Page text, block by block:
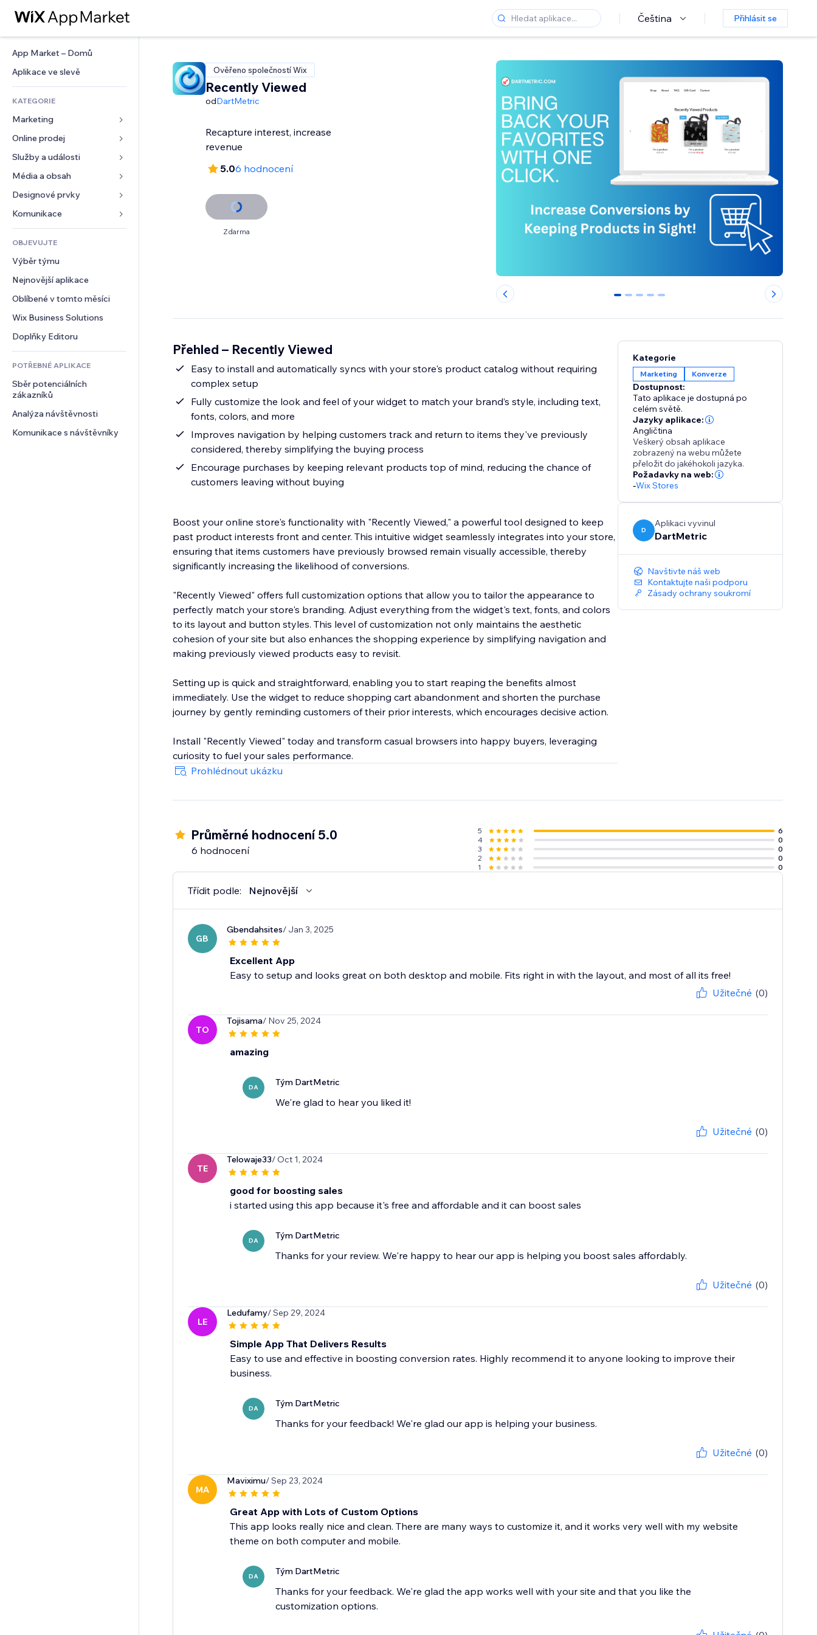
Čeština Přihlásit se
App Market – Domů
Aplikace ve slevě
KATEGORIE
Marketing
Reklamy
Mobilní zařízení
Analytika
Výpisy webu
E‑mail
Online prodej
Aplikace pro obchody
Doprava a doručení
Tlačítka pro prodej
Účetnictví
Kupóny a věrnostní programy
Skladování
Jídlo a nápoje
Služby a události
Ubytování
Události
Restaurace
Nemovitosti
Rezervace
Média a obsah
Galerie
Hudba
Podcasty
Fotografie
Video
PDF
Sdílení souborů
Novinky
Designové prvky
Mapy a navigace
Soukromí a bezpečnost
Hodiny
Šablony stránek
Efekty pro obrázky
Tlačítka a nabídky
Bannery a odznaky
Kalkulačky
Vyhledávání
Počasí
Tabulky a grafy
Formuláře
Ankety
Chat
Komentáře
Telefon
Komunita
Reference a recenze
CRM
OBJEVUJTE
Výběr týmu
Nejnovější aplikace
Oblíbené v tomto měsíci
Wix Business Solutions
Doplňky Editoru
POTŘEBNÉ APLIKACE
Sběr potenciálních
zákazníků
Analýza návštěvnosti
Komunikace s návštěvníky
Ověřeno společností Wix
Recently Viewed
odDartMetric
Recapture interest, increase
revenue
5.06 hodnocení
Zdarma
0 1 2 3 4
Přehled – Recently Viewed
Easy to install and automatically syncs with your store's product catalog without requiring
complex setup
Fully customize the look and feel of your widget to match your brand’s style, including text,
fonts, colors, and more
Improves navigation by helping customers track and return to items they've previously
considered, thereby simplifying the buying process
Encourage purchases by keeping relevant products top of mind, reducing the chance of
customers leaving without buying
Boost your online store's functionality with "Recently Viewed," a powerful tool designed to keep
past product interests front and center. This intuitive widget seamlessly integrates into your store,
ensuring that items customers have previously browsed remain visually accessible, thereby
significantly increasing the likelihood of conversions.
"Recently Viewed" offers full customization options that allow you to tailor the appearance to
perfectly match your store's branding. Adjust everything from the widget's text, fonts, and colors
to its layout and button styles. This level of customization not only maintains the aesthetic
cohesion of your site but also enhances the shopping experience by simplifying navigation and
making previously viewed products easy to revisit.
Setting up is quick and straightforward, enabling you to start reaping the benefits almost
immediately. Use the widget to reduce shopping cart abandonment and shorten the purchase
journey by gently reminding customers of their prior interests, which encourages decisive action.
Install "Recently Viewed" today and transform casual browsers into happy buyers, leveraging
curiosity to fuel your sales performance.
Prohlédnout ukázku
Kategorie
Marketing Konverze
Dostupnost:
Tato aplikace je dostupná po
celém světě.
Jazyky aplikace:
Angličtina
Veškerý obsah aplikace
zobrazený na webu můžete
přeložit do jakéhokoli jazyka.
Požadavky na web:
-Wix Stores
D
Aplikaci vyvinul
DartMetric
Navštivte náš web
Kontaktujte naši podporu
Zásady ochrany soukromí
Průměrné hodnocení 5.0
6 hodnocení
5
6
4
0
3
0
2
0
1
0
Třídit podle: Nejnovější
GB
Gbendahsites/ Jan 3, 2025
Excellent App
Easy to setup and looks great on both desktop and mobile. Fits right in with the layout, and most of all its free!
Užitečné (0)
TO
Tojisama/ Nov 25, 2024
amazing
DA Tým DartMetric
We're glad to hear you liked it!
Užitečné (0)
TE
Telowaje33/ Oct 1, 2024
good for boosting sales
i started using this app because it's free and affordable and it can boost sales
DA Tým DartMetric
Thanks for your review. We're happy to hear our app is helping you boost sales affordably.
Užitečné (0)
LE
Ledufamy/ Sep 29, 2024
Simple App That Delivers Results
Easy to use and effective in boosting conversion rates. Highly recommend it to anyone looking to improve their
business.
DA Tým DartMetric
Thanks for your feedback! We're glad our app is helping your business.
Užitečné (0)
MA
Maviximu/ Sep 23, 2024
Great App with Lots of Custom Options
This app looks really nice and clean. There are many ways to customize it, and it works very well with my website
theme on both computer and mobile.
DA Tým DartMetric
Thanks for your feedback. We're glad the app works well with your site and that you like the
customization options.